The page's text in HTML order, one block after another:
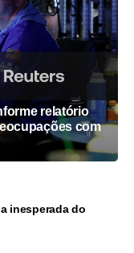
relatório
com
inesperada do